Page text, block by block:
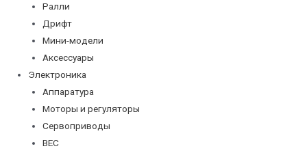
Ралли
Дрифт
Мини-модели
Аксессуары
Электроника
Аппаратура
Моторы и регуляторы
Сервоприводы
BEC